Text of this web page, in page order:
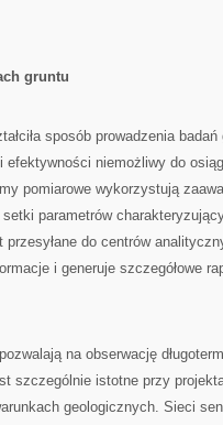
gruntu
sposób prowadzenia
efektywności niemożliwy do
pomiarowe wykorzystują
parametrów
przesyłane do centrów
i generuje szczegółowe
na obserwację
szczególnie istotne przy
geologicznych. Sieci